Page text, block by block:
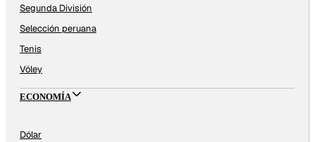
Segunda División
Selección peruana
Tenis
Vóley
ECONOMÍA
Dólar